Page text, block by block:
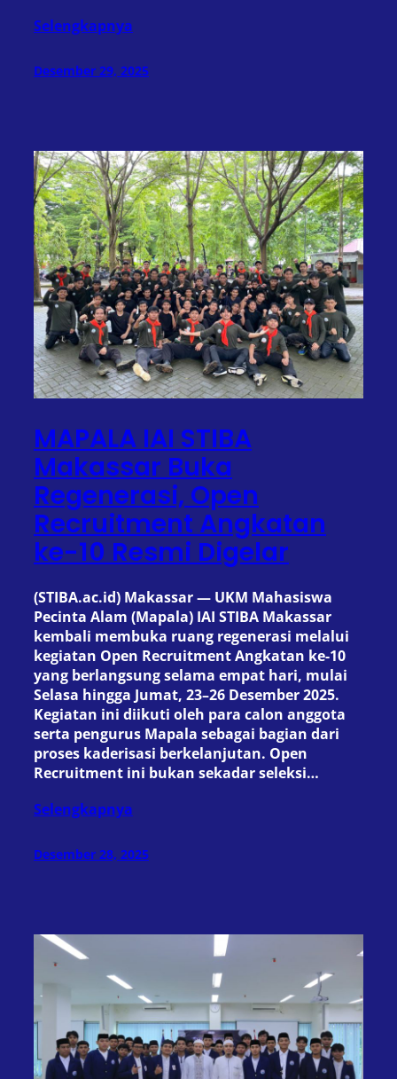
Selengkapnya
Desember 29, 2025
MAPALA IAI STIBA
Makassar Buka
Regenerasi, Open
Recruitment Angkatan
ke-10 Resmi Digelar
(STIBA.ac.id) Makassar — UKM Mahasiswa
Pecinta Alam (Mapala) IAI STIBA Makassar
kembali membuka ruang regenerasi melalui
kegiatan Open Recruitment Angkatan ke-10
yang berlangsung selama empat hari, mulai
Selasa hingga Jumat, 23–26 Desember 2025.
Kegiatan ini diikuti oleh para calon anggota
serta pengurus Mapala sebagai bagian dari
proses kaderisasi berkelanjutan. Open
Recruitment ini bukan sekadar seleksi…
Selengkapnya
Desember 28, 2025